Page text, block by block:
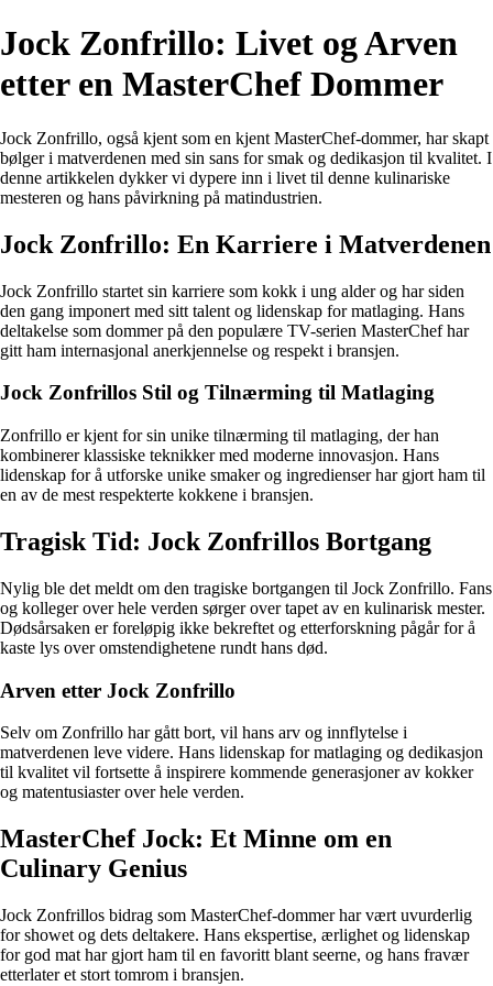
Jock Zonfrillo: Livet og Arven
etter en MasterChef Dommer
Jock Zonfrillo, også kjent som en kjent MasterChef-dommer, har skapt
bølger i matverdenen med sin sans for smak og dedikasjon til kvalitet. I
denne artikkelen dykker vi dypere inn i livet til denne kulinariske
mesteren og hans påvirkning på matindustrien.
Jock Zonfrillo: En Karriere i Matverdenen
Jock Zonfrillo startet sin karriere som kokk i ung alder og har siden
den gang imponert med sitt talent og lidenskap for matlaging. Hans
deltakelse som dommer på den populære TV-serien MasterChef har
gitt ham internasjonal anerkjennelse og respekt i bransjen.
Jock Zonfrillos Stil og Tilnærming til Matlaging
Zonfrillo er kjent for sin unike tilnærming til matlaging, der han
kombinerer klassiske teknikker med moderne innovasjon. Hans
lidenskap for å utforske unike smaker og ingredienser har gjort ham til
en av de mest respekterte kokkene i bransjen.
Tragisk Tid: Jock Zonfrillos Bortgang
Nylig ble det meldt om den tragiske bortgangen til Jock Zonfrillo. Fans
og kolleger over hele verden sørger over tapet av en kulinarisk mester.
Dødsårsaken er foreløpig ikke bekreftet og etterforskning pågår for å
kaste lys over omstendighetene rundt hans død.
Arven etter Jock Zonfrillo
Selv om Zonfrillo har gått bort, vil hans arv og innflytelse i
matverdenen leve videre. Hans lidenskap for matlaging og dedikasjon
til kvalitet vil fortsette å inspirere kommende generasjoner av kokker
og matentusiaster over hele verden.
MasterChef Jock: Et Minne om en
Culinary Genius
Jock Zonfrillos bidrag som MasterChef-dommer har vært uvurderlig
for showet og dets deltakere. Hans ekspertise, ærlighet og lidenskap
for god mat har gjort ham til en favoritt blant seerne, og hans fravær
etterlater et stort tomrom i bransjen.